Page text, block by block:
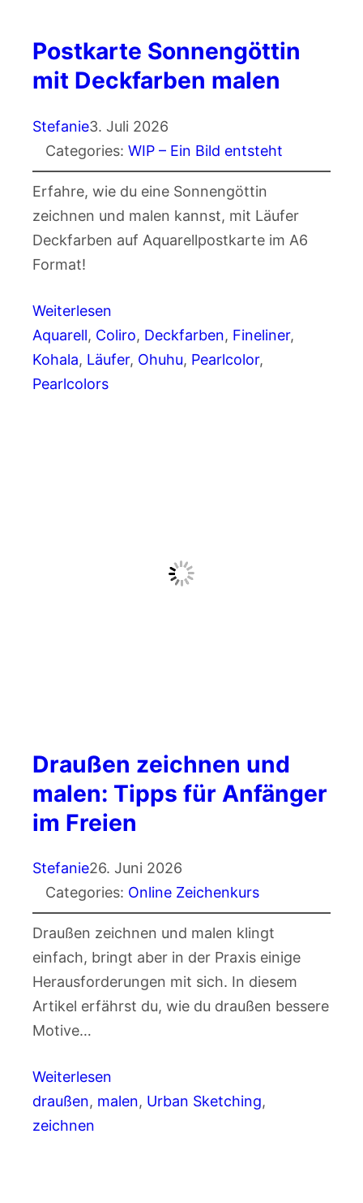
Postkarte Sonnengöttin
mit Deckfarben malen
Stefanie3. Juli 2026
Categories: WIP – Ein Bild entsteht
Erfahre, wie du eine Sonnengöttin
zeichnen und malen kannst, mit Läufer
Deckfarben auf Aquarellpostkarte im A6
Format!
Weiterlesen
Aquarell, Coliro, Deckfarben, Fineliner
Kohala, Läufer, Ohuhu, Pearlcolor
Pearlcolors
Draußen zeichnen und
malen: Tipps für Anfänger
im Freien
Stefanie26. Juni 2026
Categories: Online Zeichenkurs
Draußen zeichnen und malen klingt
einfach, bringt aber in der Praxis einige
Herausforderungen mit sich. In diesem
Artikel erfährst du, wie du draußen bessere
Motive…
Weiterlesen
draußen, malen, Urban Sketching
zeichnen